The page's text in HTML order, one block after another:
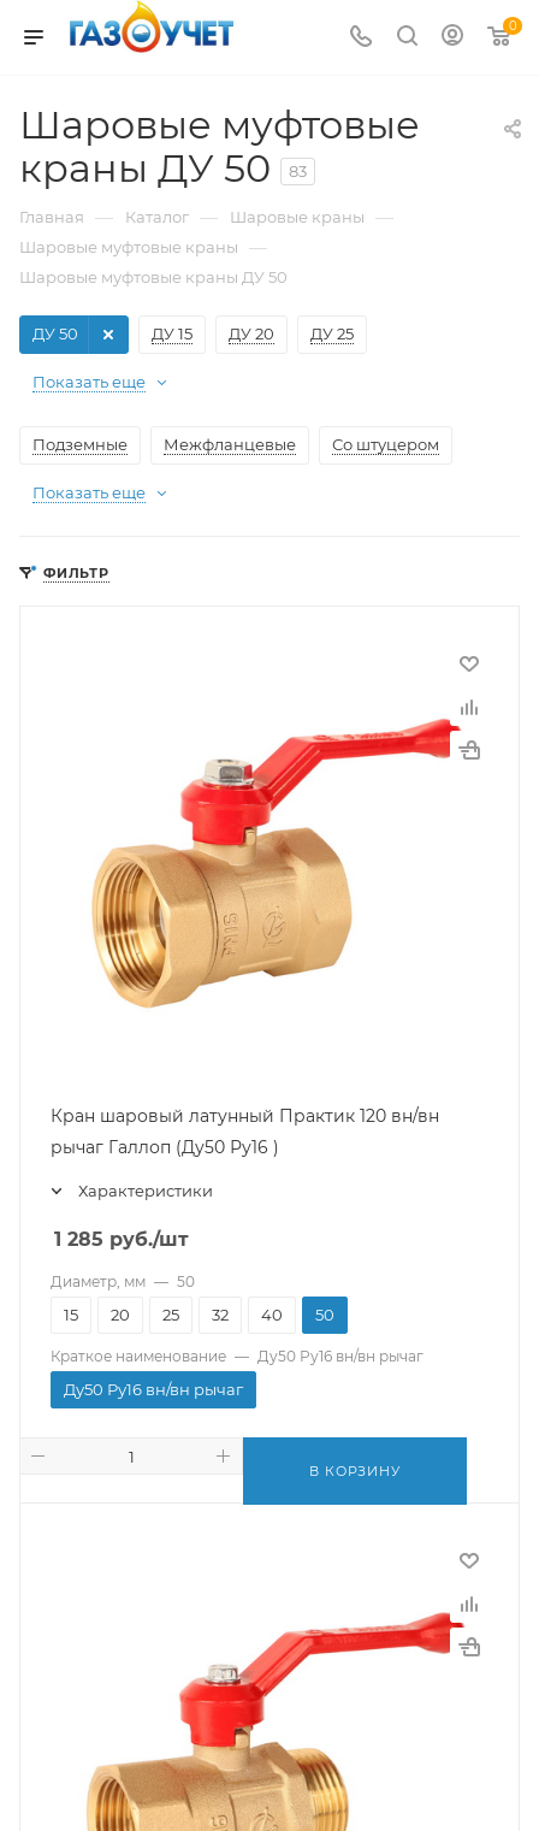
0
Шаровые муфтовые
краны ДУ 50
83
Главная — Каталог — Шаровые краны —
Шаровые муфтовые краны —
Шаровые муфтовые краны ДУ 50
ДУ 15 ДУ 20 ДУ 25
ДУ 50
Показать еще
Подземные Межфланцевые Со штуцером
Показать еще
ФИЛЬТР
Кран шаровый латунный Практик 120 вн/вн
рычаг Галлоп (Ду50 Ру16 )
Характеристики
1 285 руб./шт
Диаметр, мм — 50
15 20 25 32 40 50
Краткое наименование — Ду50 Ру16 вн/вн рычаг
Ду50 Ру16 вн/вн рычаг
В КОРЗИНУ